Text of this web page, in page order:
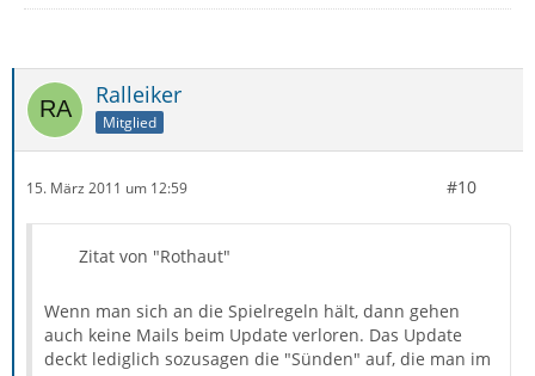
Ralleiker
Mitglied
15. März 2011 um 12:59 #10
Zitat von "Rothaut"
Wenn man sich an die Spielregeln hält, dann gehen
auch keine Mails beim Update verloren. Das Update
deckt lediglich sozusagen die "Sünden" auf, die man im